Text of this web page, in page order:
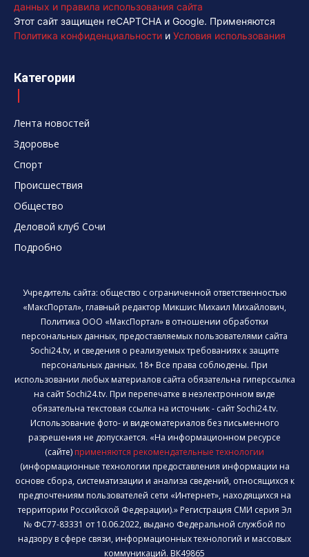
данных и правила использования сайта
Этот сайт защищен reCAPTCHA и Google. Применяются
Политика конфиденциальности и Условия использования
Категории
Лента новостей
Здоровье
Спорт
Происшествия
Общество
Деловой клуб Сочи
Подробно
Учредитель сайта: общество с ограниченной ответственностью
«МаксПортал», главный редактор Микшис Михаил Михайлович,
Политика ООО «МаксПортал» в отношении обработки
персональных данных, предоставляемых пользователями сайта
Sochi24.tv, и сведения о реализуемых требованиях к защите
персональных данных. 18+ Все права соблюдены. При
использовании любых материалов сайта обязательна гиперссылка
на сайт Sochi24.tv. При перепечатке в неэлектронном виде
обязательна текстовая ссылка на источник - сайт Sochi24.tv.
Использование фото- и видеоматериалов без письменного
разрешения не допускается. «На информационном ресурсе
(сайте) применяются рекомендательные технологии
(информационные технологии предоставления информации на
основе сбора, систематизации и анализа сведений, относящихся к
предпочтениям пользователей сети «Интернет», находящихся на
территории Российской Федерации).» Регистрация СМИ серия Эл
№ ФС77-83331 от 10.06.2022, выдано Федеральной службой по
надзору в сфере связи, информационных технологий и массовых
коммуникаций. ВК49865